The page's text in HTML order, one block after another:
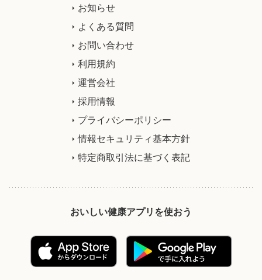
お知らせ
よくある質問
お問い合わせ
利用規約
運営会社
採用情報
プライバシーポリシー
情報セキュリティ基本方針
特定商取引法に基づく表記
おいしい健康アプリを使おう